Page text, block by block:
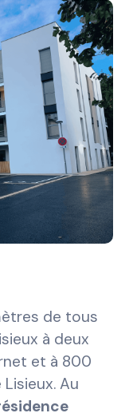
de tous
à deux
et à 800
Au